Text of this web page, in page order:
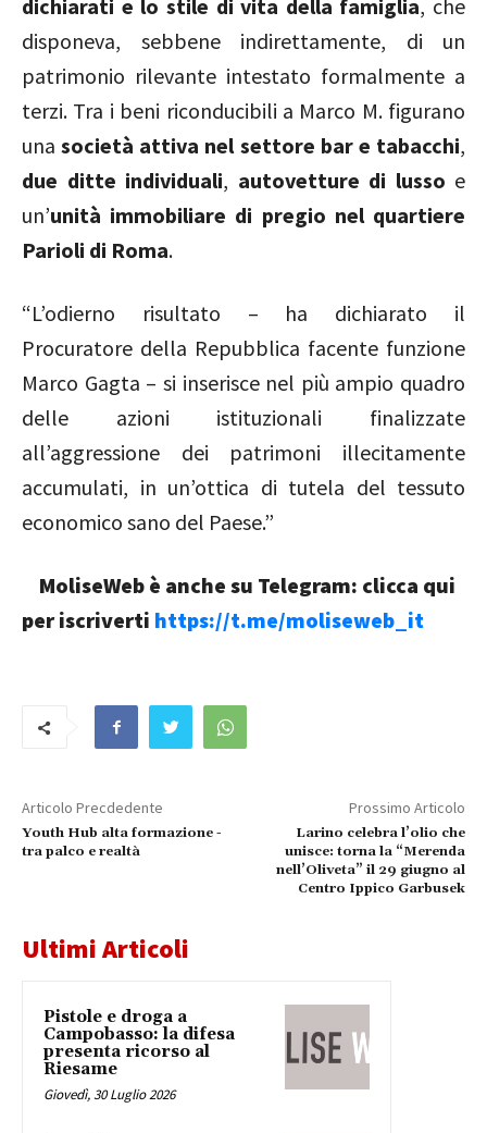
dichiarati e lo stile di vita della famiglia, che
disponeva, sebbene indirettamente, di un
patrimonio rilevante intestato formalmente a
terzi. Tra i beni riconducibili a Marco M. figurano
unasocietà attiva nel settore bar e tabacchi,
due ditte individuali, autovetture di lusso e
un’unità immobiliare di pregio nel quartiere
Parioli di Roma.
“L’odierno risultato – ha dichiarato il
Procuratore della Repubblica facente funzione
Marco Gagta – si inserisce nel più ampio quadro
delle azioni istituzionali finalizzate
all’aggressione dei patrimoni illecitamente
accumulati, in un’ottica di tutela del tessuto
economico sano del Paese.”
MoliseWeb è anche su Telegram: clicca qui
per iscriverti https://t.me/moliseweb_it
Articolo Precdedente
Youth Hub alta formazione -
tra palco e realtà
Prossimo Articolo
Larino celebra l’olio che
unisce: torna la “Merenda
nell’Oliveta” il 29 giugno al
Centro Ippico Garbusek
Ultimi Articoli
Pistole e droga a
Campobasso: la difesa
presenta ricorso al
Riesame
Giovedì, 30 Luglio 2026